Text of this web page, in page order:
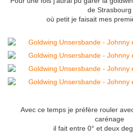
de Strasbourg
où petit je faisait mes
Avec ce temps je préfère rouler
carénage
il fait entre 0° et deux